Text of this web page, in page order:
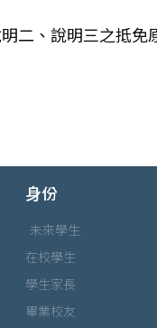
二、說明三之抵免
身份
未來學生
在校學生
學生家長
畢業校友